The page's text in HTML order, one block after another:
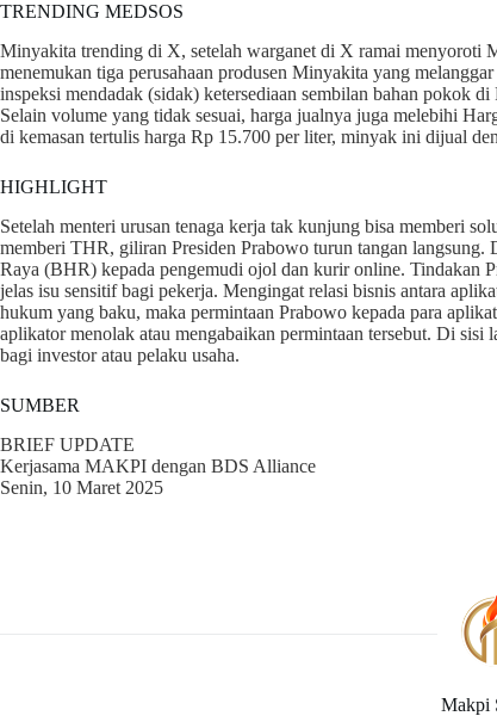
TRENDING MEDSOS
Minyakita trending di X, setelah warganet di X ramai menyoroti
menemukan tiga perusahaan produsen Minyakita yang
inspeksi mendadak (sidak) ketersediaan sembilan bahan pokok
Selain volume yang tidak sesuai, harga jualnya juga melebihi
di kemasan tertulis harga Rp 15.700 per liter, minyak ini dijual
HIGHLIGHT
Setelah menteri urusan tenaga kerja tak kunjung bisa memberi
memberi THR, giliran Presiden Prabowo turun tangan langsung.
Raya (BHR) kepada pengemudi ojol dan kurir online. Tindakan
jelas isu sensitif bagi pekerja. Mengingat relasi bisnis antara
hukum yang baku, maka permintaan Prabowo kepada para
aplikator menolak atau mengabaikan permintaan tersebut. Di
bagi investor atau pelaku usaha.
SUMBER
BRIEF UPDATE
Kerjasama MAKPI dengan BDS Alliance
Senin, 10 Maret 2025
Makpi